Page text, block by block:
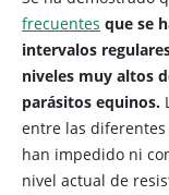
frecuentes que se
intervalos
niveles muy altos
parásitos equinos.
entre las
han impedido ni
nivel actual de